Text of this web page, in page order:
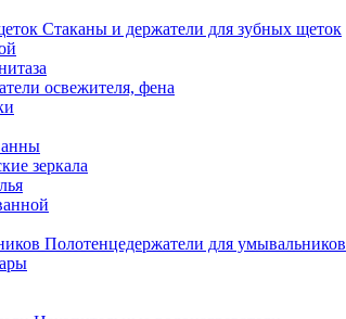
Стаканы и держатели для зубных щеток
освежителя, фена
зеркала
Полотенцедержатели для умывальников